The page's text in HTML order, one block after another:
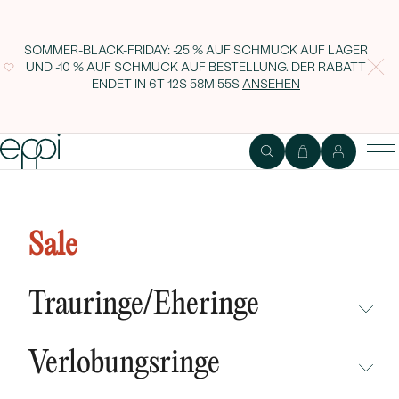
SOMMER-BLACK-FRIDAY: -25 % AUF SCHMUCK AUF LAGER
UND -10 % AUF SCHMUCK AUF BESTELLUNG. DER RABATT
ENDET IN 6T 12S 58M 54SANSEHEN
Sale
Trauringe/Eheringe
NEUHEITEN
Verlobungsringe
und Diamanten Tamatha